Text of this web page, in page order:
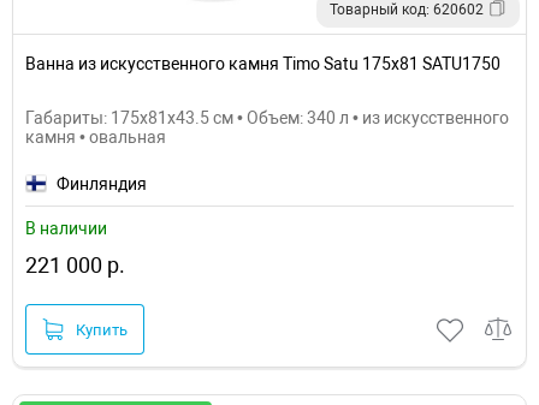
Товарный код: 620602
Ванна из искусственного камня Timo Satu 175x81 SATU1750
Габариты: 175x81x43.5 см • Объем: 340 л • из искусственного
камня • овальная
Финляндия
В наличии
221 000 р.
Купить